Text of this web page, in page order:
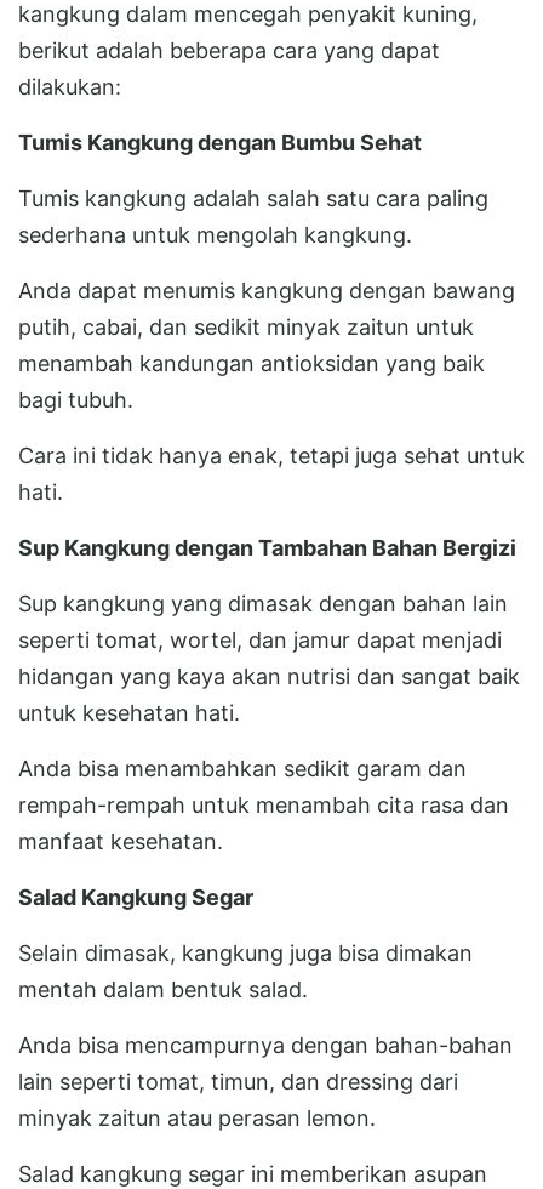
kangkung dalam mencegah penyakit kuning,
berikut adalah beberapa cara yang dapat
dilakukan:
Tumis Kangkung dengan Bumbu Sehat
Tumis kangkung adalah salah satu cara paling
sederhana untuk mengolah kangkung.
Anda dapat menumis kangkung dengan bawang
putih, cabai, dan sedikit minyak zaitun untuk
menambah kandungan antioksidan yang baik
bagi tubuh.
Cara ini tidak hanya enak, tetapi juga sehat untuk
hati.
Sup Kangkung dengan Tambahan Bahan Bergizi
Sup kangkung yang dimasak dengan bahan lain
seperti tomat, wortel, dan jamur dapat menjadi
hidangan yang kaya akan nutrisi dan sangat baik
untuk kesehatan hati.
Anda bisa menambahkan sedikit garam dan
rempah-rempah untuk menambah cita rasa dan
manfaat kesehatan.
Salad Kangkung Segar
Selain dimasak, kangkung juga bisa dimakan
mentah dalam bentuk salad.
Anda bisa mencampurnya dengan bahan-bahan
lain seperti tomat, timun, dan dressing dari
minyak zaitun atau perasan lemon.
Salad kangkung segar ini memberikan asupan